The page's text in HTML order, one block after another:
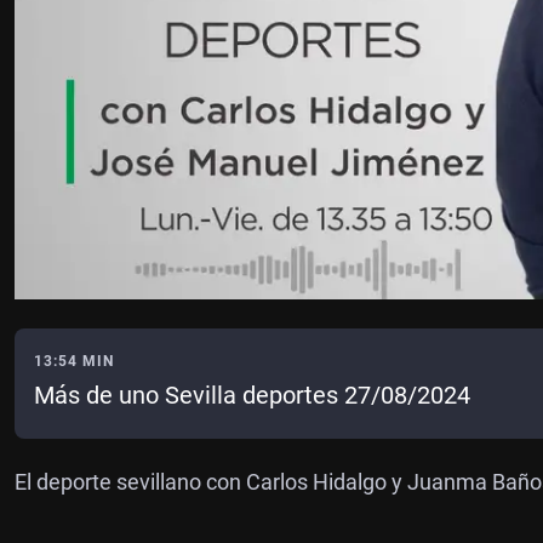
13:54 MIN
Más de uno Sevilla deportes 27/08/2024
El deporte sevillano con Carlos Hidalgo y Juanma